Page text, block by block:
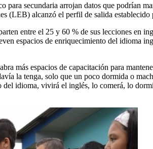
secundaria arrojan datos que podrían
(LEB) alcanzó el perfil de salida
entre el 25 y 60 % de sus lecciones en
espacios de enriquecimiento del idioma
más espacios de capacitación para
la tenga, solo que un poco dormida o
idioma, vivirá el inglés, lo comerá, lo